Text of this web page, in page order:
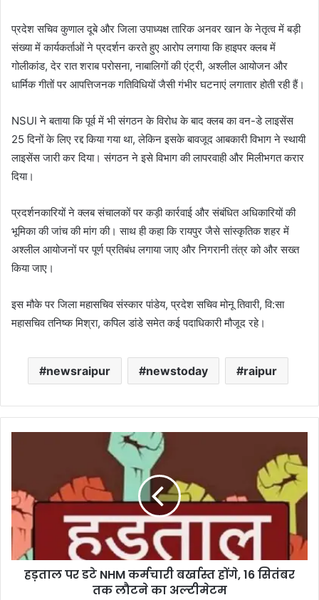
प्रदेश सचिव कुणाल दूबे और जिला उपाध्यक्ष तारिक अनवर खान के नेतृत्व में बड़ी
संख्या में कार्यकर्ताओं ने प्रदर्शन करते हुए आरोप लगाया कि हाइपर क्लब में
गोलीकांड, देर रात शराब परोसना, नाबालिगों की एंट्री, अश्लील आयोजन और
धार्मिक गीतों पर आपत्तिजनक गतिविधियों जैसी गंभीर घटनाएं लगातार होती रही हैं।
NSUI ने बताया कि पूर्व में भी संगठन के विरोध के बाद क्लब का वन-डे लाइसेंस
25 दिनों के लिए रद्द किया गया था, लेकिन इसके बावजूद आबकारी विभाग ने स्थायी
लाइसेंस जारी कर दिया। संगठन ने इसे विभाग की लापरवाही और मिलीभगत करार
दिया।
प्रदर्शनकारियों ने क्लब संचालकों पर कड़ी कार्रवाई और संबंधित अधिकारियों की
भूमिका की जांच की मांग की। साथ ही कहा कि रायपुर जैसे सांस्कृतिक शहर में
अश्लील आयोजनों पर पूर्ण प्रतिबंध लगाया जाए और निगरानी तंत्र को और सख्त
किया जाए।
इस मौके पर जिला महासचिव संस्कार पांडेय, प्रदेश सचिव मोनू तिवारी, वि:सा
महासचिव तनिष्क मिश्रा, कपिल डांडे समेत कई पदाधिकारी मौजूद रहे।
newsraipur newstoday raipur
हड़ताल पर डटे NHM कर्मचारी बर्खास्त होंगे, 16 सितंबर
तक लौटने का अल्टीमेटम